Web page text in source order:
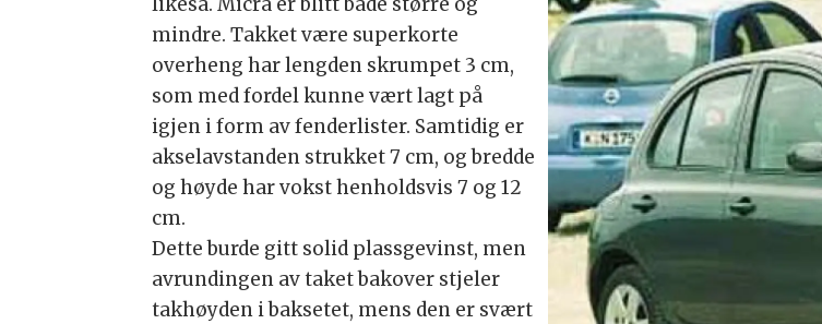
likeså. Micra er blitt både større og
mindre. Takket være superkorte
overheng har lengden skrumpet 3 cm,
som med fordel kunne vært lagt på
igjen i form av fenderlister. Samtidig er
akselavstanden strukket 7 cm, og bredde
og høyde har vokst henholdsvis 7 og 12
cm.
Dette burde gitt solid plassgevinst, men
avrundingen av taket bakover stjeler
takhøyden i baksetet, mens den er svært